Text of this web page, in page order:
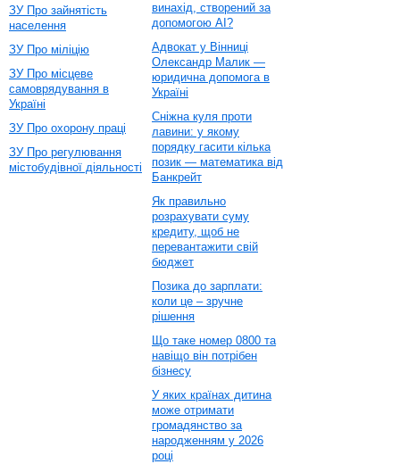
ЗУ Про зайнятість
населення
ЗУ Про міліцію
ЗУ Про місцеве
самоврядування в
Україні
ЗУ Про охорону праці
ЗУ Про регулювання
містобудівної діяльності
винахід, створений за
допомогою AI?
Адвокат у Вінниці
Олександр Малик —
юридична допомога в
Україні
Сніжна куля проти
лавини: у якому
порядку гасити кілька
позик — математика від
Банкрейт
Як правильно
розрахувати суму
кредиту, щоб не
перевантажити свій
бюджет
Позика до зарплати:
коли це – зручне
рішення
Що таке номер 0800 та
навіщо він потрібен
бізнесу
У яких країнах дитина
може отримати
громадянство за
народженням у 2026
році